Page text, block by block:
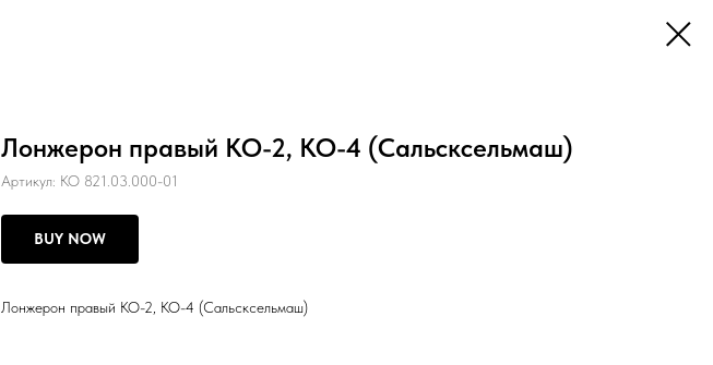
Лонжерон правый КО-2, КО-4 (Сальсксельмаш)
Артикул: КО 821.03.000-01
BUY NOW
Лонжерон правый КО-2, КО-4 (Сальсксельмаш)